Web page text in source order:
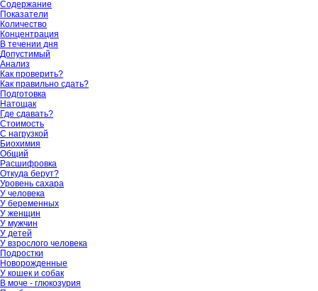
Содержание
Показатели
Количество
Концентрация
В течении дня
Допустимый
Анализ
Как проверить?
Как правильно сдать?
Подготовка
Натощак
Где сдавать?
Стоимость
С нагрузкой
Биохимия
Общий
Расшифровка
Откуда берут?
Уровень сахара
У человека
У беременных
У женщин
У мужчин
У детей
У взрослого человека
Подростки
Новорожденные
У кошек и собак
В моче - глюкозурия